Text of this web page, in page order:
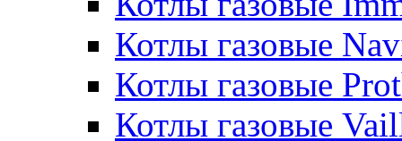
Котлы газовые
Котлы газовые
Котлы газовые